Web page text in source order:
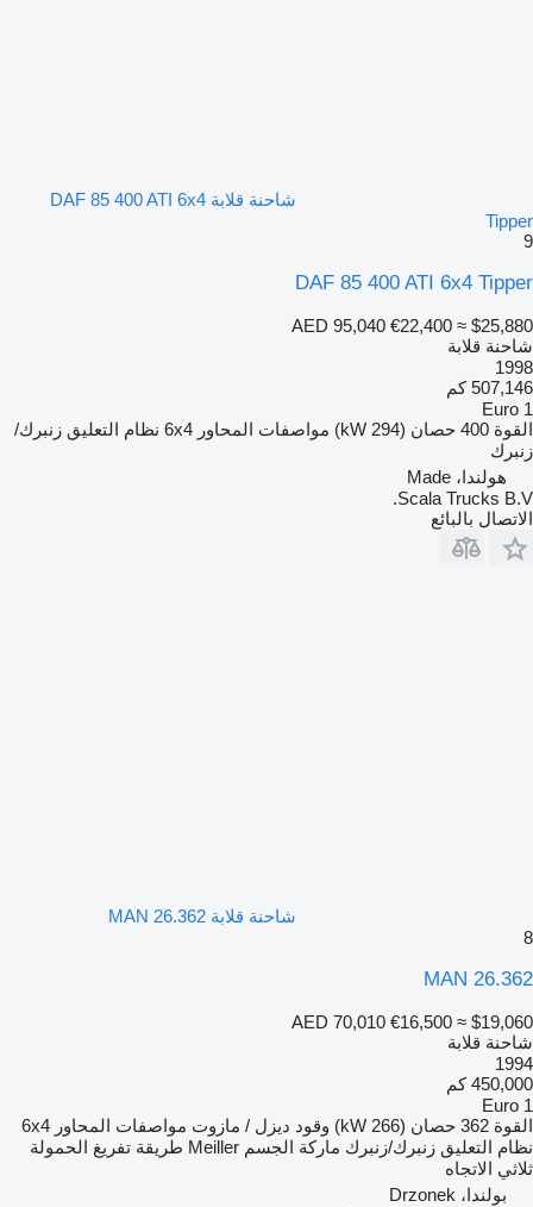
شاحنة قلابة DAF 85 400 ATI 6x4
Tipper
9
DAF 85 400 ATI 6x4 Tipper
AED 95,040 €22,400 ≈ $25,880
شاحنة قلابة
1998
507,146 كم
Euro 1
القوة 400 حصان (294 kW) مواصفات المحاور 6x4 نظام التعليق زنبرك/
زنبرك
هولندا، Made
Scala Trucks B.V.
الاتصال بالبائع
شاحنة قلابة MAN 26.362
8
MAN 26.362
AED 70,010 €16,500 ≈ $19,060
شاحنة قلابة
1994
450,000 كم
Euro 1
القوة 362 حصان (266 kW) وقود ديزل / مازوت مواصفات المحاور 6x4
نظام التعليق زنبرك/زنبرك ماركة الجسم Meiller طريقة تفريغ الحمولة
ثلاثي الاتجاه
بولندا، Drzonek